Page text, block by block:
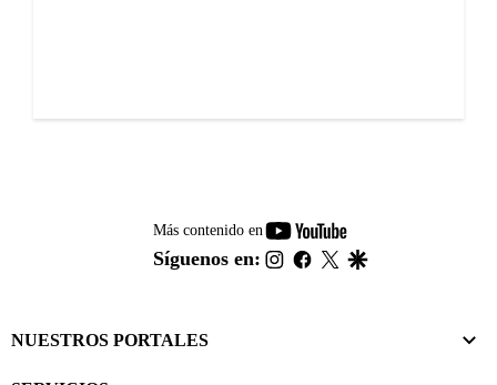
Más contenido en
youtube-
footer
Síguenos en: instagram
facebook
twitter
NUESTROS PORTALES